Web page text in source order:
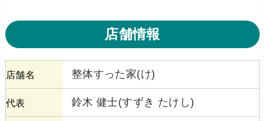
店舗情報
店舗名 整体すった家(け)
代表 鈴木 健士(すずき たけし)